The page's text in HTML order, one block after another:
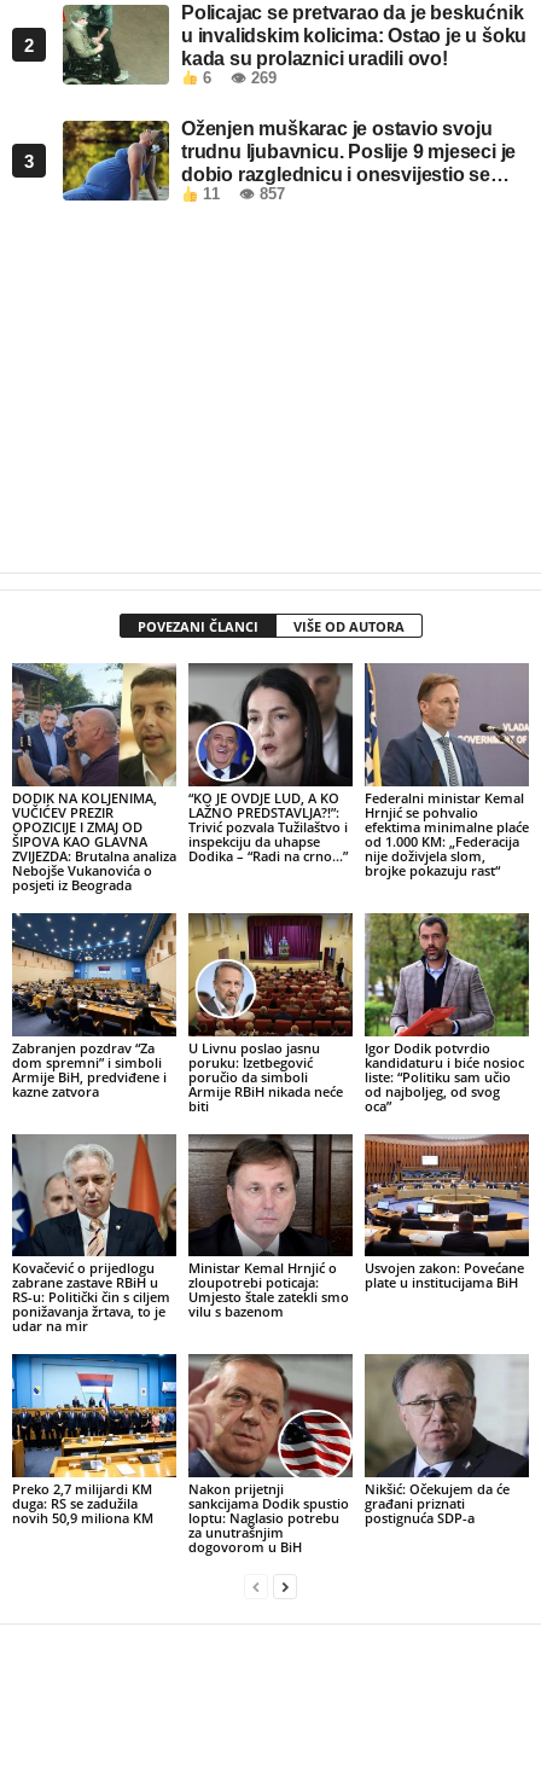
2
Policajac se pretvarao da je beskućnik
u invalidskim kolicima: Ostao je u šoku
kada su prolaznici uradili ovo!
6 👁 269
3
Oženjen muškarac je ostavio svoju
trudnu ljubavnicu. Poslije 9 mjeseci je
dobio razglednicu i onesvijestio se
kada je pročitao šta piše!
11 👁 857
POVEZANI ČLANCI VIŠE OD AUTORA
DODIK NA KOLJENIMA,
VUČIĆEV PREZIR
OPOZICIJE I ZMAJ OD
ŠIPOVA KAO GLAVNA
ZVIJEZDA: Brutalna analiza
Nebojše Vukanovića o
posjeti iz Beograda
“KO JE OVDJE LUD, A KO
LAŽNO PREDSTAVLJA?!”:
Trivić pozvala Tužilaštvo i
inspekciju da uhapse
Dodika – “Radi na crno…”
Federalni ministar Kemal
Hrnjić se pohvalio
efektima minimalne plaće
od 1.000 KM: „Federacija
nije doživjela slom,
brojke pokazuju rast“
Zabranjen pozdrav “Za
dom spremni” i simboli
Armije BiH, predviđene i
kazne zatvora
U Livnu poslao jasnu
poruku: Izetbegović
poručio da simboli
Armije RBiH nikada neće
biti
Igor Dodik potvrdio
kandidaturu i biće nosioc
liste: “Politiku sam učio
od najboljeg, od svog
oca”
Kovačević o prijedlogu
zabrane zastave RBiH u
RS-u: Politički čin s ciljem
ponižavanja žrtava, to je
udar na mir
Ministar Kemal Hrnjić o
zloupotrebi poticaja:
Umjesto štale zatekli smo
vilu s bazenom
Usvojen zakon: Povećane
plate u institucijama BiH
Preko 2,7 milijardi KM
duga: RS se zadužila
novih 50,9 miliona KM
Nakon prijetnji
sankcijama Dodik spustio
loptu: Naglasio potrebu
za unutrašnjim
dogovorom u BiH
Nikšić: Očekujem da će
građani priznati
postignuća SDP-a